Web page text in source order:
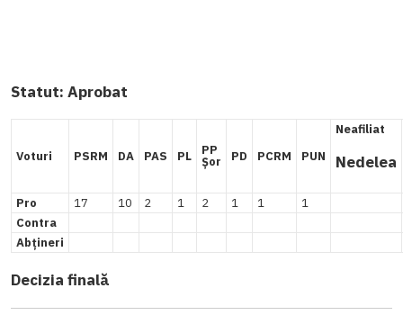
Statut: Aprobat
Voturi PSRM DA PAS PL PP
Șor PD PCRM PUN
Neafiliat
Nedelea
Pro 17 10 2 1 2 1 1
1
Contra
Abțineri
Decizia finală